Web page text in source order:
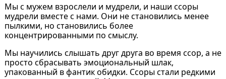
Мы с мужем взрослели и мудрели, и наши ссоры
мудрели вместе с нами. Они не становились менее
пылкими, но становились более
концентрированными по смыслу.
Мы научились слышать друг друга во время ссор, а не
просто сбрасывать эмоциональный шлак,
упакованный в фантик обидки. Ссоры стали редкими